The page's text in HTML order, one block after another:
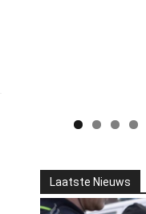
Laatste Nieuws